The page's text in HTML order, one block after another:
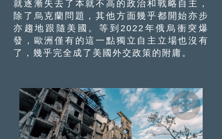
就逐漸失去了本就不高的政治和戰略自主，
除了烏克蘭問題，其他方面幾乎都開始亦步
亦趨地跟隨美國。等到2022年俄烏衝突爆
發，歐洲僅有的這一點獨立自主立場也沒有
了，幾乎完全成了美國外交政策的附庸。